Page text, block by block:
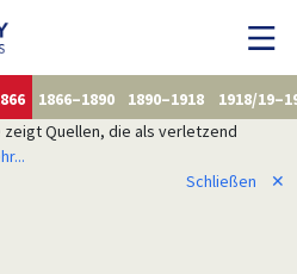
1866–1890 1890–1918
1918/
zeigt Quellen, die als verletzend
Schließen
✕